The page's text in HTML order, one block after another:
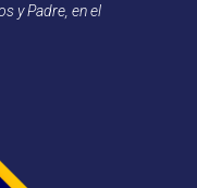
y Padre, en el